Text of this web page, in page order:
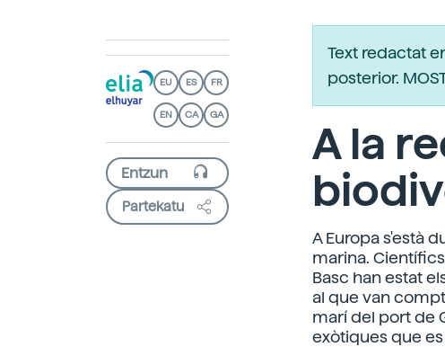
EU ES FR
EN CA GA
Partekatu
Text redactat
posterior.
A la
A Europa s'està
marina.
Basc han estat
al que van
marí del port de
exòtiques que